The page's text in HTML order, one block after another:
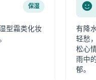
保湿
型霜类化妆
有降
轻愁
松心
雨中
郁。